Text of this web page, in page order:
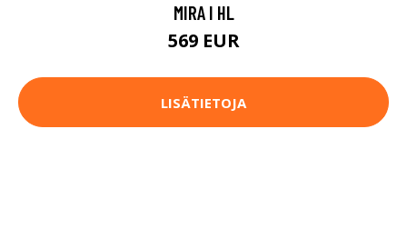
MIRA I HL
569 EUR
LISÄTIETOJA